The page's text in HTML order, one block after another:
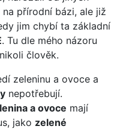
přírodní bázi, ale již
jim chybí ta základní
. Tu dle mého názoru
člověk.
zeleninu a ovoce a
nepotřebují.
a ovoce mají
jako zelené